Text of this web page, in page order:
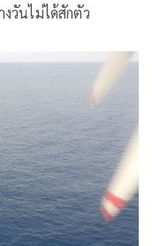
วันไม่ได้สักตัว